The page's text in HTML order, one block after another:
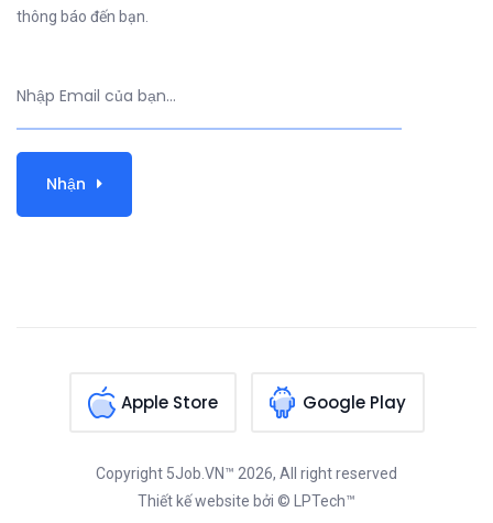
thông báo đến bạn.
Nhận
Apple Store Google Play
Copyright 5Job.VN™ 2026, All right reserved
Thiết kế website bởi © LPTech™